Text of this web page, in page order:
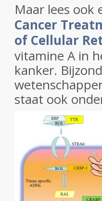
Maar lees
Cancer
of Cellular
vitamine A in
kanker.
staat ook